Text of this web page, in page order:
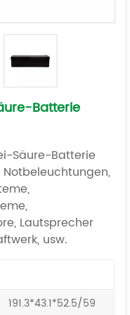
Batterie
Säure-Batterie
Lautsprecher
usw.
191.3*43.1*52.5/59